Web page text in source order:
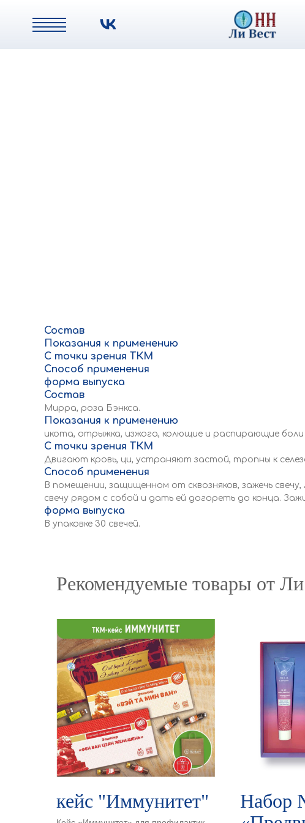
Состав
Показания к применению
С точки зрения ТКМ
Способ применения
форма выпуска
Состав
Мирра, роза Бэнкса.
Показания к применению
икота, отрыжка, изжога, колющие и распирающие боли
С точки зрения ТКМ
Двигают кровь, ци, устраняют застой, тропны к
Способ применения
В помещении, защищенном от сквозняков, зажечь
свечу рядом с собой и дать ей догореть до конца.
форма выпуска
В упаковке 30 свечей.
Рекомендуемые товары от
кейс "Иммунитет"
Набор